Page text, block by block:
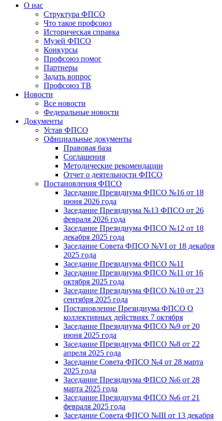
О нас
Структура ФПСО
Что такое профсоюз
Историческая справка
Музей ФПСО
Конкурсы
Профсоюз помог
Партнеры
Задать вопрос
Профсоюз ТВ
Новости
Все новости
Федеральные новости
Документы
Устав ФПСО
Официальные документы
Правовая база
Соглашения
Методические рекомендации
Отчет о деятельности ФПСО
Постановления ФПСО
Заседание Президиума ФПСО №16 от 18
июня 2026 года
Заседание Президиума №13 ФПСО от 26
февраля 2026 года
Заседание Президиума ФПСО №12 от 18
декабря 2025 года
Заседание Совета ФПСО №VI от 18 декабря
2025 года
Заседание Президиума ФПСО №11
Заседание Президиума ФПСО №11 от 16
октября 2025 года
Заседание Президиума ФПСО №10 от 23
сентября 2025 года
Постановление Президиума ФПСО О
коллективных действиях 7 октября
Заседание Президиума ФПСО №9 от 20
июня 2025 года
Заседание Президиума ФПСО №8 от 22
апреля 2025 года
Заседание Совета ФПСО №4 от 28 марта
2025 года
Заседание Президиума ФПСО №6 от 28
марта 2025 года
Заседание Президиума ФПСО №6 от 21
февраля 2025 года
Заседание Совета ФПСО №III от 13 декабря